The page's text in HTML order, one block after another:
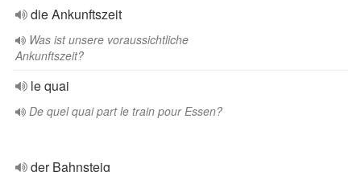
die Ankunftszeit
Was ist unsere voraussichtliche
Ankunftszeit?
le quai
De quel quai part le train pour Essen?
der Bahnsteig